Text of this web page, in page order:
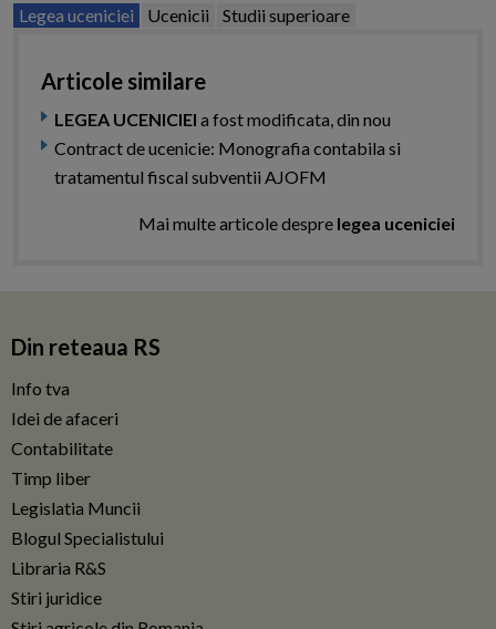
Legea uceniciei Ucenicii Studii superioare
Articole similare
LEGEA UCENICIEI a fost modificata, din nou
Contract de ucenicie: Monografia contabila si
tratamentul fiscal subventii AJOFM
Mai multe articole despre legea uceniciei
Din reteaua RS
Info tva
Idei de afaceri
Contabilitate
Timp liber
Legislatia Muncii
Blogul Specialistului
Libraria R&S
Stiri juridice